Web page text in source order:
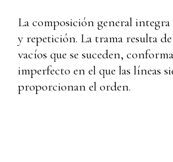
La composición general integra
y repetición. La trama resulta de
vacíos que se suceden,
imperfecto en el que las líneas
proporcionan el orden.